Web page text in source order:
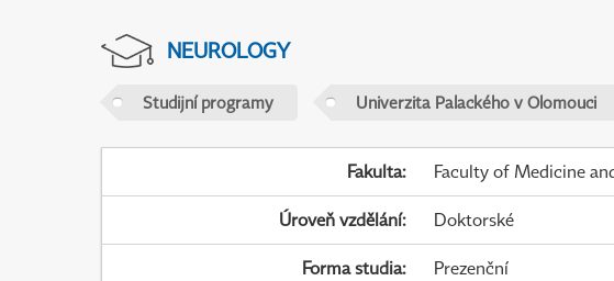
NEUROLOGY
Studijní programy Univerzita Palackého v Olomouci
Fakulta: Faculty of Medicine
Úroveň vzdělání: Doktorské
Forma studia: Prezenční